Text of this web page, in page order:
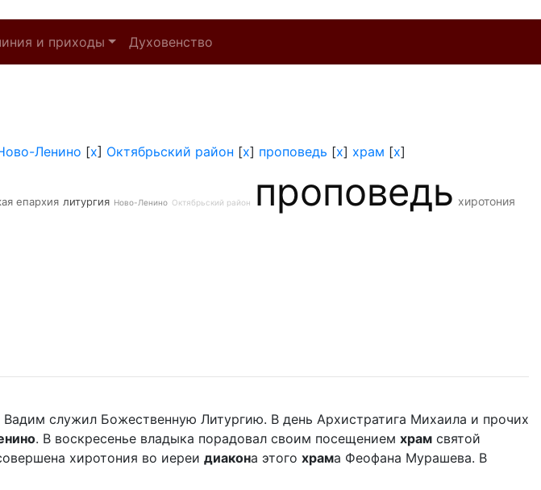
и приходы Духовенство
Ленино [x] Октябрьский район [x] проповедь [x] храм [x]
епархия литургия Ново-Ленино Октябрьский район проповедь хиротония
Вадим служил Божественную Литургию. В день Архистратига Михаила и прочих
. В воскресенье владыка порадовал своим посещением храм святой
хиротония во иереи диакона этого храма Феофана Мурашева. В